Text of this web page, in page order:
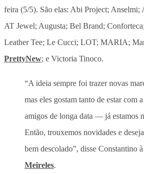
feira (5/5). São elas: Abi Project;
AT Jewel; Augusta; Bel Brand;
Leather Tee; Le Cucci; LOT; MARIA;
PrettyNew; e Victoria Tinoco.
“A ideia sempre foi trazer novas
mas eles gostam tanto de estar com
amigos de longa data — já estamos
Então, trouxemos novidades e
bem descolado”, disse Constantino à
Meireles.